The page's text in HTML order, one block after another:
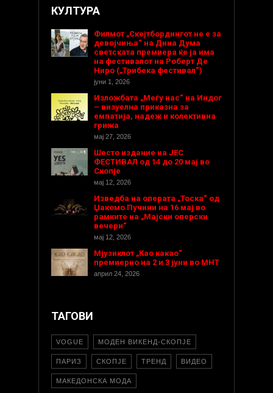
КУЛТУРА
Филмот „Скејтбордингот не е за
девојчиња“ на Дина Дума
светската премиера ќе ја има
на фестивалот на Роберт Де
Ниро („Трибека фестивал“)
јуни 1, 2026
Изложбата „Меѓу нас“ на Индог
– визуелна приказна за
емпатија, надеж и колективна
грижа
мај 27, 2026
Шесто издание на ЈЕС
ФЕСТИВАЛ од 14 до 20 мај во
Скопје
мај 12, 2026
Изведба на операта „Тоска“ од
Џакомо Пучини на 16 мај во
рамките на „Мајски оперски
вечери“
мај 12, 2026
Мјузиклот „Као какао“
премиерно на 2 и 3 јуни во МНТ
април 24, 2026
ТАГОВИ
VOGUE МОДЕН ВИКЕНД-СКОПЈЕ
ПАРИЗ СКОПЈЕ ТРЕНД ВИДЕО
МАКЕДОНСКА МОДА